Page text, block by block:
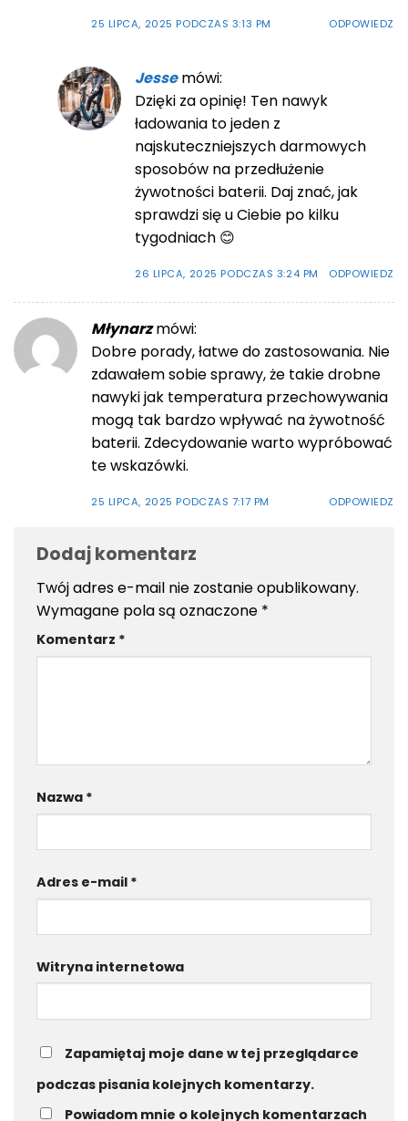
25 LIPCA, 2025 PODCZAS 3:13 PM ODPOWIEDZ
Jesse mówi:
Dzięki za opinię! Ten nawyk
ładowania to jeden z
najskuteczniejszych darmowych
sposobów na przedłużenie
żywotności baterii. Daj znać, jak
sprawdzi się u Ciebie po kilku
tygodniach 😊
26 LIPCA, 2025 PODCZAS 3:24 PM ODPOWIEDZ
Młynarz mówi:
Dobre porady, łatwe do zastosowania. Nie
zdawałem sobie sprawy, że takie drobne
nawyki jak temperatura przechowywania
mogą tak bardzo wpływać na żywotność
baterii. Zdecydowanie warto wypróbować
te wskazówki.
25 LIPCA, 2025 PODCZAS 7:17 PM ODPOWIEDZ
Dodaj komentarz
Twój adres e-mail nie zostanie opublikowany.
Wymagane pola są oznaczone *
Komentarz *
Nazwa *
Adres e-mail *
Witryna internetowa
Zapamiętaj moje dane w tej przeglądarce
podczas pisania kolejnych komentarzy.
Powiadom mnie o kolejnych komentarzach